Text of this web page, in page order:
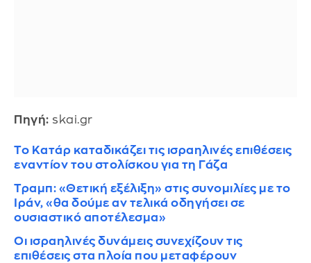
Πηγή: skai.gr
Το Κατάρ καταδικάζει τις ισραηλινές επιθέσεις
εναντίον του στολίσκου για τη Γάζα
Τραμπ: «Θετική εξέλιξη» στις συνομιλίες με το
Ιράν, «θα δούμε αν τελικά οδηγήσει σε
ουσιαστικό αποτέλεσμα»
Οι ισραηλινές δυνάμεις συνεχίζουν τις
επιθέσεις στα πλοία που μεταφέρουν